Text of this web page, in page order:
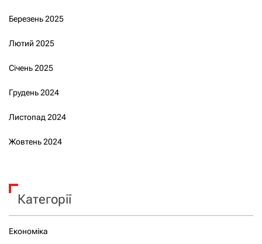
Березень 2025
Лютий 2025
Січень 2025
Грудень 2024
Листопад 2024
Жовтень 2024
Категорії
Економіка